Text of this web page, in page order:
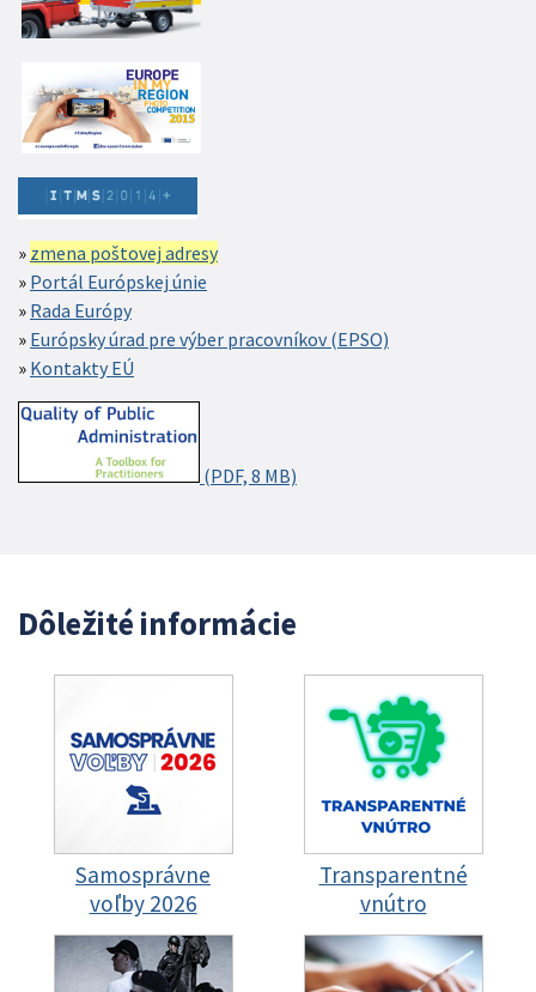
zmena poštovej adresy
Portál Európskej únie
Rada Európy
Európsky úrad pre výber pracovníkov (EPSO)
Kontakty EÚ
(PDF, 8 MB)
Dôležité informácie
Samosprávne
voľby 2026
Transparentné
vnútro